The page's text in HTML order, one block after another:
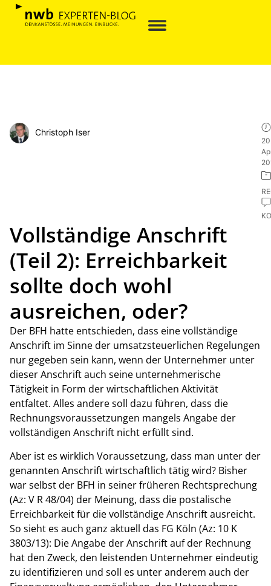
Christoph Iser
Vollständige Anschrift
(Teil 2): Erreichbarkeit
sollte doch wohl
ausreichen, oder?
Der BFH hatte entschieden, dass eine vollständige
Anschrift im Sinne der umsatzsteuerlichen Regelungen
nur gegeben sein kann, wenn der Unternehmer unter
dieser Anschrift auch seine unternehmerische
Tätigkeit in Form der wirtschaftlichen Aktivität
entfaltet. Alles andere soll dazu führen, dass die
Rechnungsvoraussetzungen mangels Angabe der
vollständigen Anschrift nicht erfüllt sind.
Aber ist es wirklich Voraussetzung, dass man unter der
genannten Anschrift wirtschaftlich tätig wird? Bisher
war selbst der BFH in seiner früheren Rechtsprechung
(Az: V R 48/04) der Meinung, dass die postalische
Erreichbarkeit für die vollständige Anschrift ausreicht.
So sieht es auch ganz aktuell das FG Köln (Az: 10 K
3803/13): Die Angabe der Anschrift auf der Rechnung
hat den Zweck, den leistenden Unternehmer eindeutig
zu identifizieren und soll es unter anderem auch der